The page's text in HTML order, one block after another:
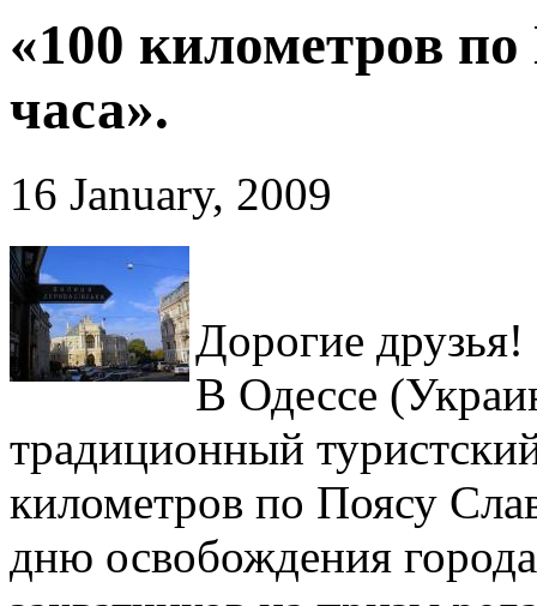
«100 километров
часа».
16 January, 2009
Дорогие друзья!
В Одессе
традиционный
километров по Поясу
дню освобождения